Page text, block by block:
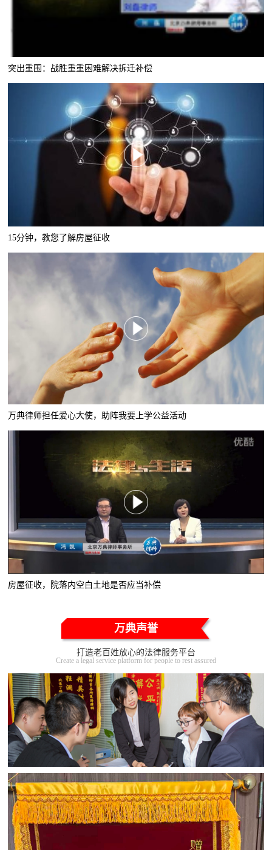
突出重围：战胜重重困难解决拆迁补偿
15分钟，教您了解房屋征收
万典律师担任爱心大使，助阵我要上学公益活动
房屋征收，院落内空白土地是否应当补偿
万典声誉
打造老百姓放心的法律服务平台
Create a legal service platform for people to rest assured